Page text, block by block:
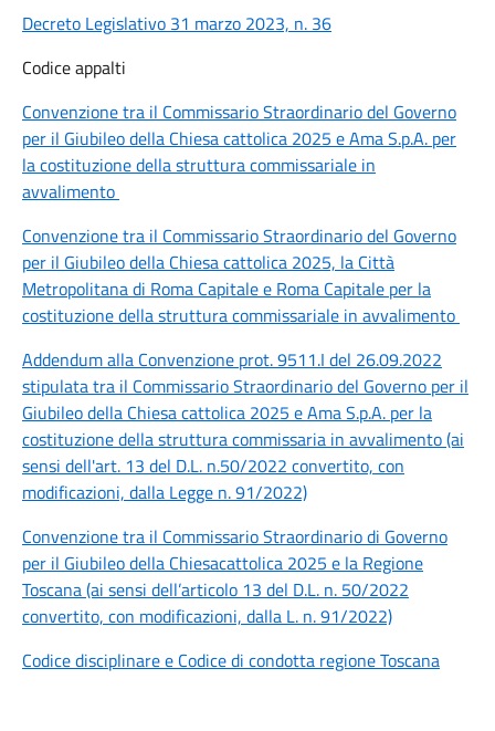
Decreto Legislativo 31 marzo 2023, n. 36
Codice appalti
Convenzione tra il Commissario Straordinario del Governo
per il Giubileo della Chiesa cattolica 2025 e Ama S.p.A. per
la costituzione della struttura commissariale in
avvalimento
Convenzione tra il Commissario Straordinario del Governo
per il Giubileo della Chiesa cattolica 2025, la Città
Metropolitana di Roma Capitale e Roma Capitale per la
costituzione della struttura commissariale in avvalimento
Addendum alla Convenzione prot. 9511.I del 26.09.2022
stipulata tra il Commissario Straordinario del Governo per il
Giubileo della Chiesa cattolica 2025 e Ama S.p.A. per la
costituzione della struttura commissaria in avvalimento (ai
sensi dell'art. 13 del D.L. n.50/2022 convertito, con
modificazioni, dalla Legge n. 91/2022)
Convenzione tra il Commissario Straordinario di Governo
per il Giubileo della Chiesacattolica 2025 e la Regione
Toscana (ai sensi dell’articolo 13 del D.L. n. 50/2022
convertito, con modificazioni, dalla L. n. 91/2022)
Codice disciplinare e Codice di condotta regione Toscana